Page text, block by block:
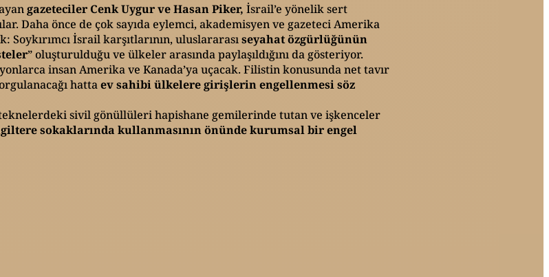
gazeteciler Cenk Uygur ve Hasan Piker, İsrail’e yönelik sert
Daha önce de çok sayıda eylemci, akademisyen ve gazeteci Amerika
İsrail karşıtlarının, uluslararasıseyahat özgürlüğünün
” oluşturulduğu ve ülkeler arasında paylaşıldığını da gösteriyor.
insan Amerika ve Kanada’ya uçacak. Filistin konusunda net tavır
hattaev sahibi ülkelere girişlerin engellenmesi söz
teknelerdeki sivil gönüllüleri hapishane gemilerinde tutan ve işkenceler
sokaklarında kullanmasının önünde kurumsal bir engel